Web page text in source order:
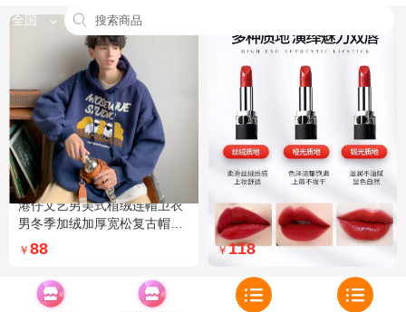
全国
港仔文艺男美式植绒连帽卫衣
男冬季加绒加厚宽松复古帽衫
外套 XXL 加绒 5XL 灰色加绒
￥ 88
Dior迪奥全新烈艳蓝金口红品
牌授权经典藤格纹饰带丝绒质
地999色号传奇红唇哑光 哑光
￥118